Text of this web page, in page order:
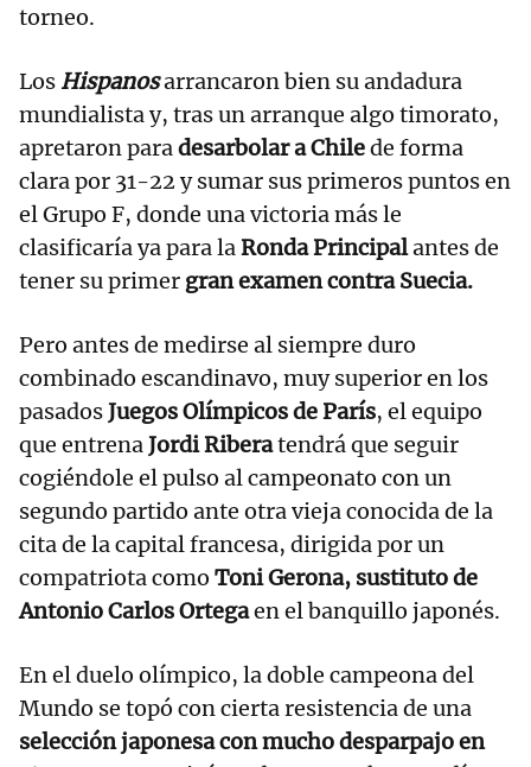
torneo.
Los Hispanosarrancaron bien su andadura
mundialista y, tras un arranque algo timorato,
apretaron paradesarbolar aChilede forma
clara por 31-22 y sumar sus primeros puntos en
el Grupo F, donde una victoria más le
clasificaría ya para laRonda Principalantes de
tener su primer gran examen contra Suecia.
Pero antes de medirse al siempre duro
combinado escandinavo, muy superior en los
pasadosJuegos Olímpicos de París, el equipo
que entrenaJordi Riberatendrá que seguir
cogiéndole el pulso al campeonato con un
segundo partido ante otra vieja conocida de la
cita de la capital francesa, dirigida por un
compatriota como Toni Gerona, sustituto de
Antonio Carlos Ortegaen el banquillo japonés.
En el duelo olímpico, la doble campeona del
Mundo se topó con cierta resistencia de una
selección japonesa con mucho desparpajo en